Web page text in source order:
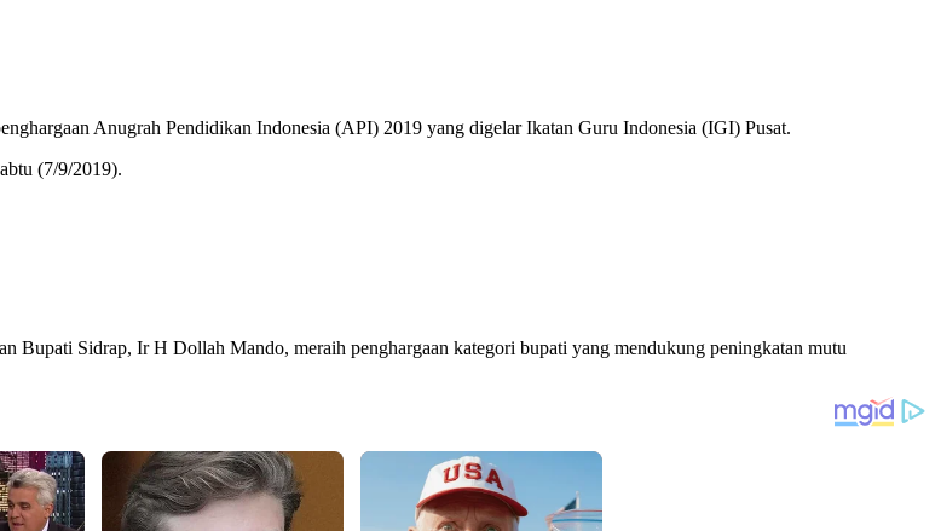
Anugrah Pendidikan Indonesia (API) 2019 yang digelar Ikatan Guru Indonesia (IGI) Pusat.
(7/9/2019).
Bupati Sidrap, Ir H Dollah Mando, meraih penghargaan kategori bupati yang mendukung peningkatan mutu